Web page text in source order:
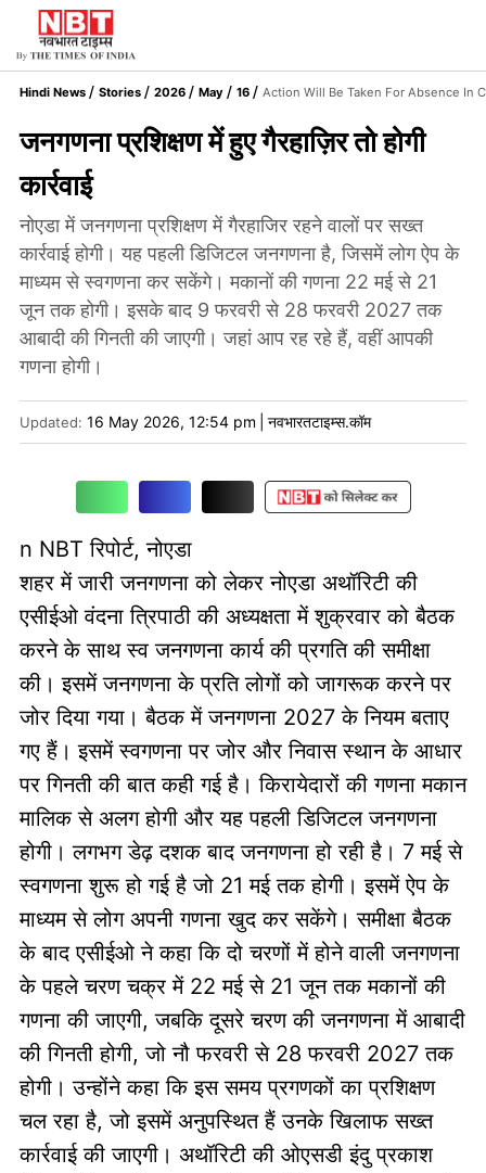
Hindi News Stories 2026 May 16 Action Will Be Taken For Absence In
जनगणना प्रशिक्षण में हुए गैरहाज़िर तो होगी
कार्रवाई
नोएडा में जनगणना प्रशिक्षण में गैरहाजिर रहने वालों पर सख्त
कार्रवाई होगी। यह पहली डिजिटल जनगणना है, जिसमें लोग ऐप के
माध्यम से स्वगणना कर सकेंगे। मकानों की गणना 22 मई से 21
जून तक होगी। इसके बाद 9 फरवरी से 28 फरवरी 2027 तक
आबादी की गिनती की जाएगी। जहां आप रह रहे हैं, वहीं आपकी
गणना होगी।
Updated: 16 May 2026, 12:54 pm नवभारतटाइम्स.कॉम
n NBT रिपोर्ट, नोएडा
शहर में जारी जनगणना को लेकर नोएडा अथॉरिटी की
एसीईओ वंदना त्रिपाठी की अध्यक्षता में शुक्रवार को बैठक
करने के साथ स्व जनगणना कार्य की प्रगति की समीक्षा
की। इसमें जनगणना के प्रति लोगों को जागरूक करने पर
जोर दिया गया। बैठक में जनगणना 2027 के नियम बताए
गए हैं। इसमें स्वगणना पर जोर और निवास स्थान के आधार
पर गिनती की बात कही गई है। किरायेदारों की गणना मकान
मालिक से अलग होगी और यह पहली डिजिटल जनगणना
होगी। लगभग डेढ़ दशक बाद जनगणना हो रही है। 7 मई से
स्वगणना शुरू हो गई है जो 21 मई तक होगी। इसमें ऐप के
माध्यम से लोग अपनी गणना खुद कर सकेंगे। समीक्षा बैठक
के बाद एसीईओ ने कहा कि दो चरणों में होने वाली जनगणना
के पहले चरण चक्र में 22 मई से 21 जून तक मकानों की
गणना की जाएगी, जबकि दूसरे चरण की जनगणना में आबादी
की गिनती होगी, जो नौ फरवरी से 28 फरवरी 2027 तक
होगी। उन्होंने कहा कि इस समय प्रगणकों का प्रशिक्षण
चल रहा है, जो इसमें अनुपस्थित हैं उनके खिलाफ सख्त
कार्रवाई की जाएगी। अथॉरिटी की ओएसडी इंदु प्रकाश